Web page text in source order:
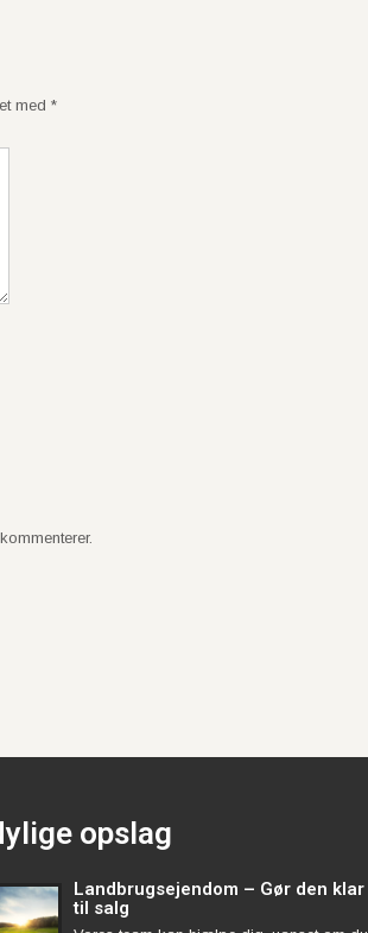
med *
opslag
Landbrugsejendom – Gør den klar
til salg